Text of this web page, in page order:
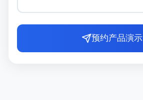
预约产品演示